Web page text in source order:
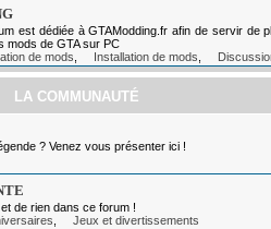
est dédiée à GTAModding.fr afin de servir de
mods de GTA sur PC
de mods Installation de mods
LA COMMUNAUTÉ
? Venez vous présenter ici !
de rien dans ce forum !
Jeux et divertissements